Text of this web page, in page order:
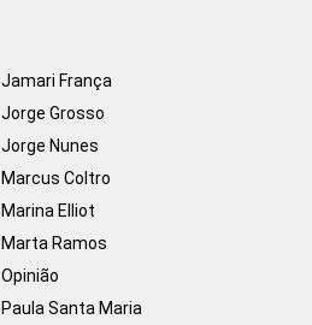
Jamari França
Jorge Grosso
Jorge Nunes
Marcus Coltro
Marina Elliot
Marta Ramos
Opinião
Paula Santa Maria